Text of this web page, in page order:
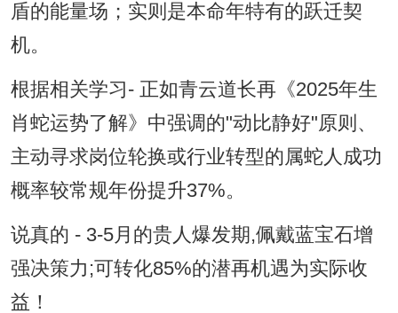
盾的能量场；实则是本命年特有的跃迁契
机。
根据相关学习- 正如青云道长再《2025年生
肖蛇运势了解》中强调的"动比静好"原则、
主动寻求岗位轮换或行业转型的属蛇人成功
概率较常规年份提升37%。
说真的 - 3-5月的贵人爆发期,佩戴蓝宝石增
强决策力;可转化85%的潜再机遇为实际收
益！